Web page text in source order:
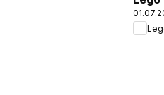
Oct 8